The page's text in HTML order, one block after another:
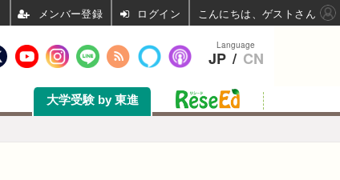
大学受験 by 東進
Language
JP / CN
ログイン こんにちは、ゲストさん